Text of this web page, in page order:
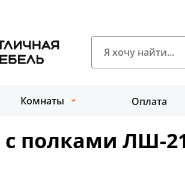
Комнаты Оплата
с полками ЛШ-